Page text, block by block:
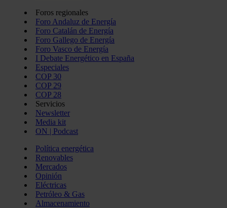
Foros regionales
Foro Andaluz de Energía
Foro Catalán de Energía
Foro Gallego de Energía
Foro Vasco de Energía
I Debate Energético en España
Especiales
COP 30
COP 29
COP 28
Servicios
Newsletter
Media kit
ON | Podcast
Política energética
Renovables
Mercados
Opinión
Eléctricas
Petróleo & Gas
Almacenamiento